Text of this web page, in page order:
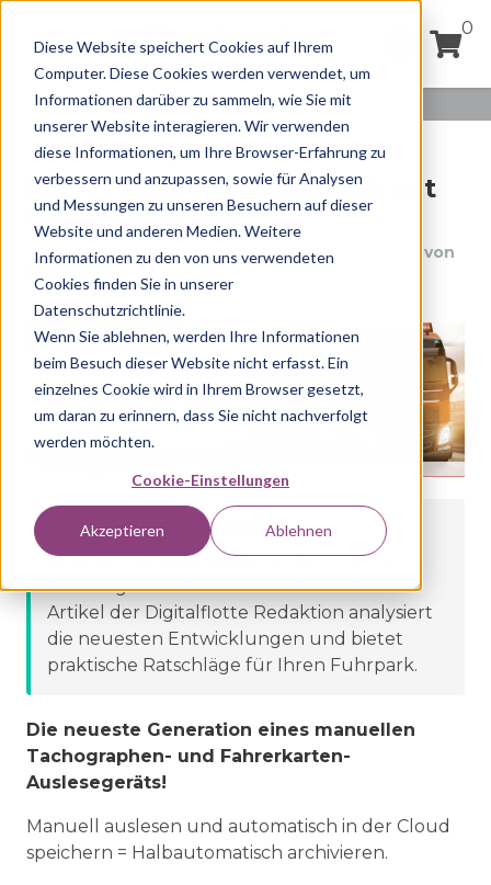
Diese Website speichert Cookies auf Ihrem
Computer. Diese Cookies werden verwendet, um
Informationen darüber zu sammeln, wie Sie mit
unserer Website interagieren. Wir verwenden
diese Informationen, um Ihre Browser-Erfahrung zu
verbessern und anzupassen, sowie für Analysen
und Messungen zu unseren Besuchern auf dieser
Website und anderen Medien. Weitere
Informationen zu den von uns verwendeten
Cookies finden Sie in unserer
Datenschutzrichtlinie.
Wenn Sie ablehnen, werden Ihre Informationen
beim Besuch dieser Website nicht erfasst. Ein
einzelnes Cookie wird in Ihrem Browser gesetzt,
um daran zu erinnern, dass Sie nicht nachverfolgt
werden möchten.
Cookie-Einstellungen
Akzeptieren Ablehnen
0
NEU: Tacho Auslesegerät mit
Cloud Funktion
Veröffentlicht am Freitag, 4. Sept. 2020, 07:49
von
Digitalflotte Redaktion
Wichtigste Erkenntnisse:
Erfahren Sie alle Details zu:NEU: Tacho
Auslesegerät mit Cloud Funktion. Dieser
Artikel der Digitalflotte Redaktion analysiert
die neuesten Entwicklungen und bietet
praktische Ratschläge für Ihren Fuhrpark.
Die neueste Generation eines manuellen
Tachographen- und Fahrerkarten-
Auslesegeräts!
Manuell auslesen und automatisch in der Cloud
speichern = Halbautomatisch archivieren.